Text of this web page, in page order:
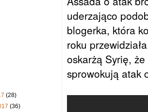
uderzająco
blogerka, która
roku
oskarżą Syrię,
sprowokują atak
(28)
(36)